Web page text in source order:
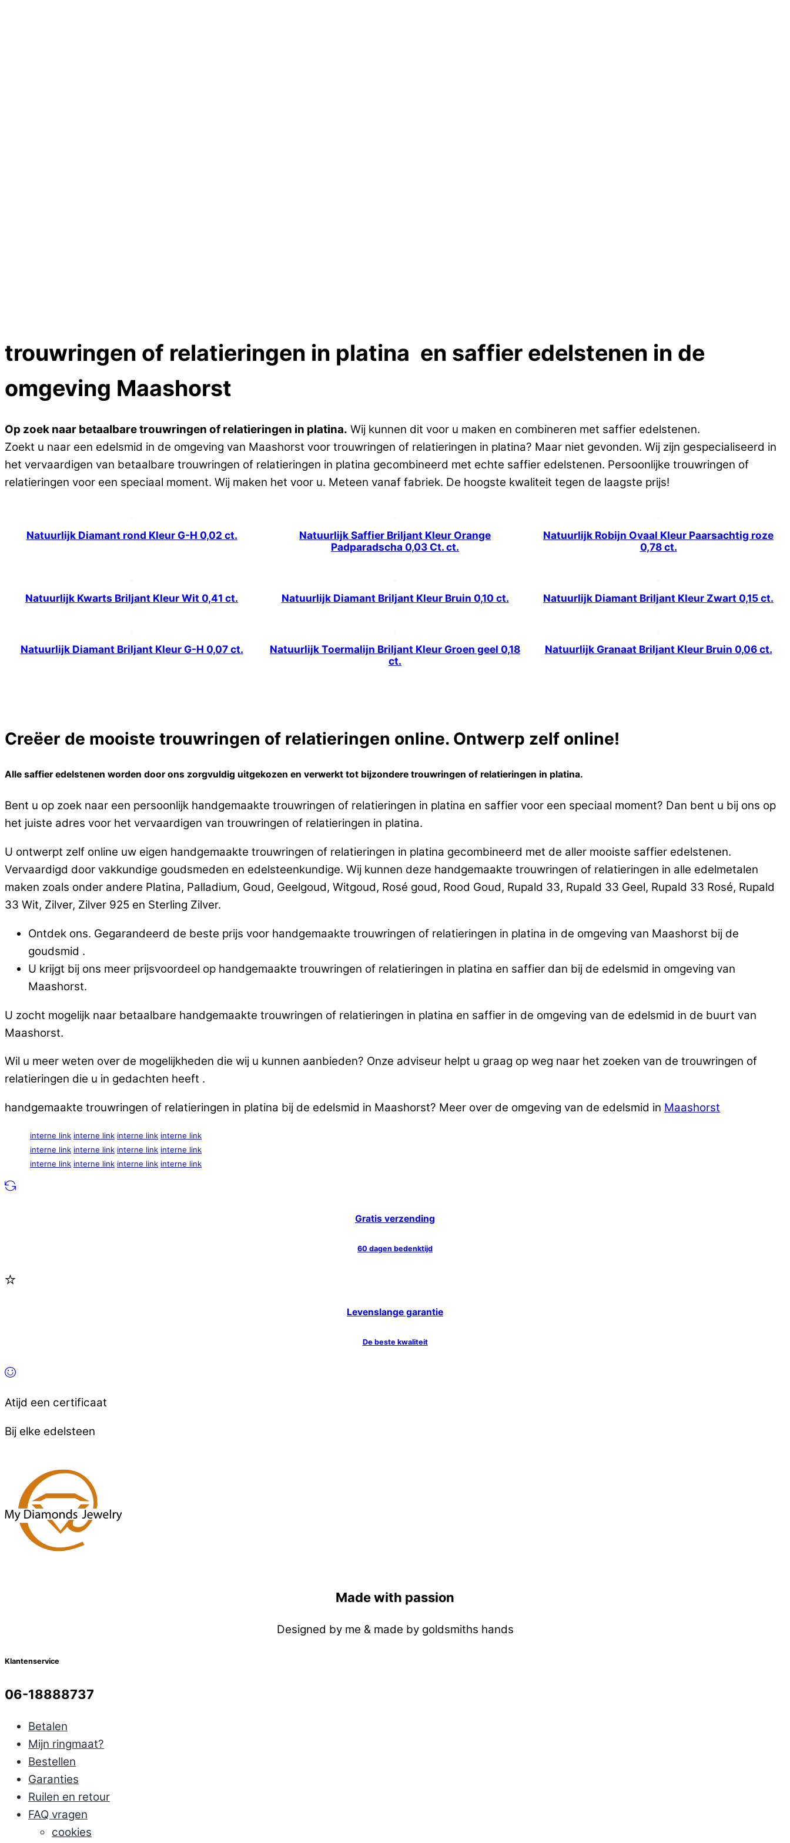
Menu
trouwringen of relatieringen in platina en saffier edelstenen in de
omgeving Maashorst
Op zoek naar betaalbare trouwringen of relatieringen in platina. Wij kunnen dit voor u maken en combineren met saffier edelstenen.
Zoekt u naar een edelsmid in de omgeving van Maashorst voor trouwringen of relatieringen in platina? Maar niet gevonden. Wij zijn gespecialiseerd in
het vervaardigen van betaalbare trouwringen of relatieringen in platina gecombineerd met echte saffier edelstenen. Persoonlijke trouwringen of
relatieringen voor een speciaal moment. Wij maken het voor u. Meteen vanaf fabriek. De hoogste kwaliteit tegen de laagste prijs!
Natuurlijk Diamant rond Kleur G-H 0,02 ct.
Natuurlijk Saffier Briljant Kleur Orange
Padparadscha 0,03 Ct. ct.
Natuurlijk Robijn Ovaal Kleur Paarsachtig roze
0,78 ct.
Natuurlijk Kwarts Briljant Kleur Wit 0,41 ct. Natuurlijk Diamant Briljant Kleur Bruin 0,10 ct. Natuurlijk Diamant Briljant Kleur Zwart 0,15 ct.
Natuurlijk Diamant Briljant Kleur G-H 0,07 ct.
Natuurlijk Toermalijn Briljant Kleur Groen geel 0,18
ct.
Natuurlijk Granaat Briljant Kleur Bruin 0,06 ct.
Creëer de mooiste trouwringen of relatieringen online. Ontwerp zelf online!
Alle saffier edelstenen worden door ons zorgvuldig uitgekozen en verwerkt tot bijzondere trouwringen of relatieringen in platina.
Bent u op zoek naar een persoonlijk handgemaakte trouwringen of relatieringen in platina en saffier voor een speciaal moment? Dan bent u bij ons op
het juiste adres voor het vervaardigen van trouwringen of relatieringen in platina.
U ontwerpt zelf online uw eigen handgemaakte trouwringen of relatieringen in platina gecombineerd met de aller mooiste saffier edelstenen.
Vervaardigd door vakkundige goudsmeden en edelsteenkundige. Wij kunnen deze handgemaakte trouwringen of relatieringen in alle edelmetalen
maken zoals onder andere Platina, Palladium, Goud, Geelgoud, Witgoud, Rosé goud, Rood Goud, Rupald 33, Rupald 33 Geel, Rupald 33 Rosé, Rupald
33 Wit, Zilver, Zilver 925 en Sterling Zilver.
Ontdek ons. Gegarandeerd de beste prijs voor handgemaakte trouwringen of relatieringen in platina in de omgeving van Maashorst bij de
goudsmid .
U krijgt bij ons meer prijsvoordeel op handgemaakte trouwringen of relatieringen in platina en saffier dan bij de edelsmid in omgeving van
Maashorst.
U zocht mogelijk naar betaalbare handgemaakte trouwringen of relatieringen in platina en saffier in de omgeving van de edelsmid in de buurt van
Maashorst.
Wil u meer weten over de mogelijkheden die wij u kunnen aanbieden? Onze adviseur helpt u graag op weg naar het zoeken van de trouwringen of
relatieringen die u in gedachten heeft .
handgemaakte trouwringen of relatieringen in platina bij de edelsmid in Maashorst? Meer over de omgeving van de edelsmid in Maashorst
interne link interne link interne link interne link
interne link interne link interne link interne link
interne link interne link interne link interne link
Gratis verzending
60 dagen bedenktijd
Levenslange garantie
De beste kwaliteit
Atijd een certificaat
Bij elke edelsteen
Made with passion
Designed by me & made by goldsmiths hands
Klantenservice
06-18888737
Betalen
Mijn ringmaat?
Bestellen
Garanties
Ruilen en retour
FAQ vragen
cookies